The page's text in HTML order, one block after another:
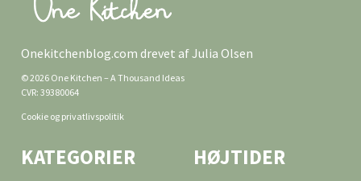
Onekitchenblog.com drevet af Julia Olsen
© 2026 One Kitchen – A Thousand Ideas
CVR: 39380064
Cookie og privatlivspolitik
KATEGORIER HØJTIDER